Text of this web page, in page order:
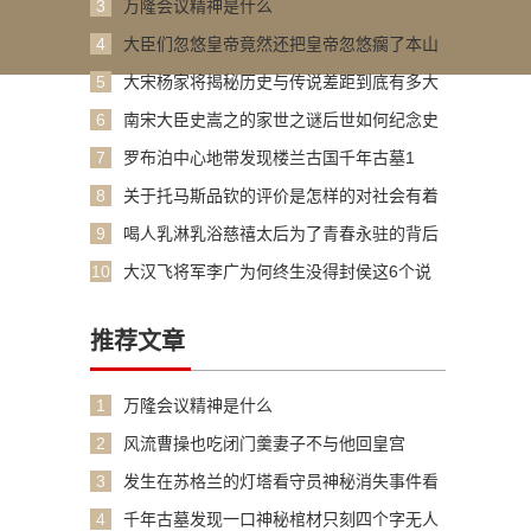
3
万隆会议精神是什么
4
大臣们忽悠皇帝竟然还把皇帝忽悠瘸了本山
5
大宋杨家将揭秘历史与传说差距到底有多大
6
南宋大臣史嵩之的家世之谜后世如何纪念史
7
罗布泊中心地带发现楼兰古国千年古墓1
8
关于托马斯品钦的评价是怎样的对社会有着
9
喝人乳淋乳浴慈禧太后为了青春永驻的背后
10
大汉飞将军李广为何终生没得封侯这6个说
推荐文章
1
万隆会议精神是什么
2
风流曹操也吃闭门羹妻子不与他回皇宫
3
发生在苏格兰的灯塔看守员神秘消失事件看
4
千年古墓发现一口神秘棺材只刻四个字无人